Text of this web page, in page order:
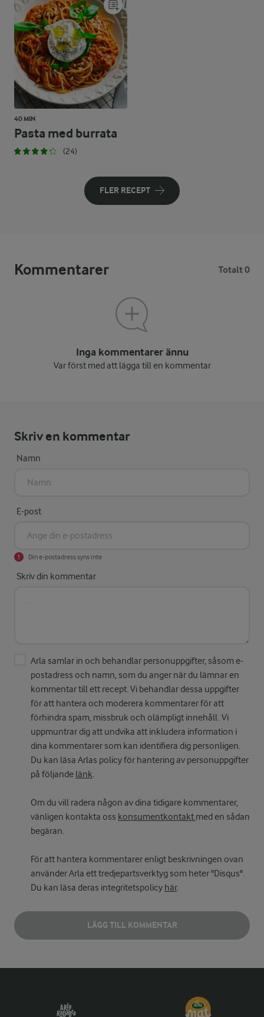
40 MIN
Pasta med burrata
(24)
FLER RECEPT
Kommentarer Totalt 0
Inga kommentarer ännu
Var först med att lägga till en kommentar
Skriv en kommentar
Namn
E-post
Din e-postadress syns inte
Skriv din kommentar
Arla samlar in och behandlar personuppgifter, såsom e-
postadress och namn, som du anger när du lämnar en
kommentar till ett recept. Vi behandlar dessa uppgifter
för att hantera och moderera kommentarer för att
förhindra spam, missbruk och olämpligt innehåll. Vi
uppmuntrar dig att undvika att inkludera information i
dina kommentarer som kan identifiera dig personligen.
Du kan läsa Arlas policy för hantering av personuppgifter
på följande länk.
Om du vill radera någon av dina tidigare kommentarer,
vänligen kontakta oss konsumentkontakt med en sådan
begäran.
För att hantera kommentarer enligt beskrivningen ovan
använder Arla ett tredjepartsverktyg som heter "Disqus".
Du kan läsa deras integritetspolicy här.
LÄGG TILL KOMMENTAR